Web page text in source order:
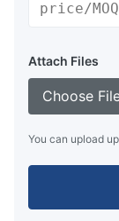
Attach Files
Choose
You can upload